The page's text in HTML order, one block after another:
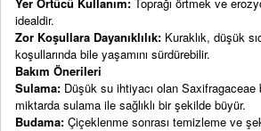
idealdir.
Zor Koşullara Dayanıklılık: Kuraklık, düşük
koşullarında bile yaşamını sürdürebilir.
Bakım Önerileri
Sulama: Düşük su ihtiyacı olan
miktarda sulama ile sağlıklı bir şekilde büyür.
Budama: Çiçeklenme sonrası temizleme ve